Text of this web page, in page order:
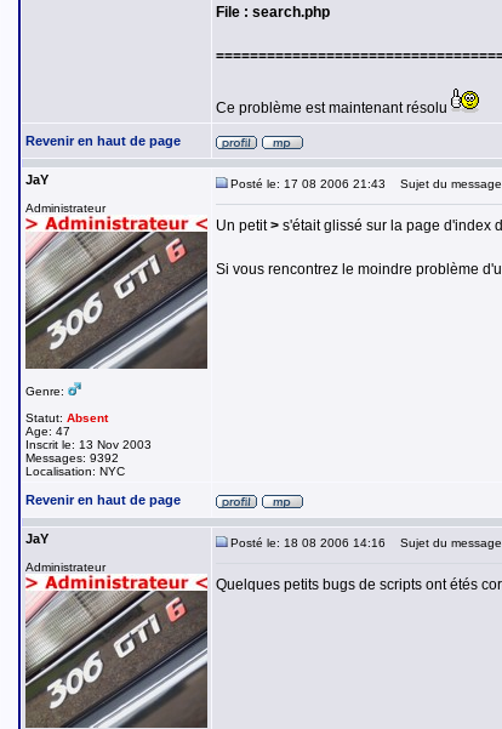
File : search.php
Ce problème est maintenant résolu
Revenir en haut de page
JaY
Administrateur
Genre:
Statut: Absent
Age: 47
Inscrit le: 13 Nov 2003
Messages: 9392
Localisation: NYC
Posté le: 17 08 2006 21:43 Sujet du
Un petit> s'était glissé sur la page d'index
Si vous rencontrez le moindre problème
Revenir en haut de page
JaY
Administrateur
Posté le: 18 08 2006 14:16 Sujet du
Quelques petits bugs de scripts ont étés